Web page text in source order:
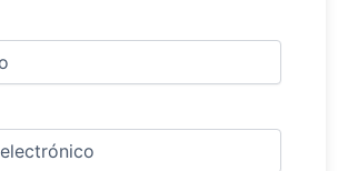
(Obligatorio)